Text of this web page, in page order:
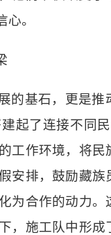
。
的基石，更是
起了连接不同
工作环境，将
安排，鼓励藏
为合作的动力
，施工队中形